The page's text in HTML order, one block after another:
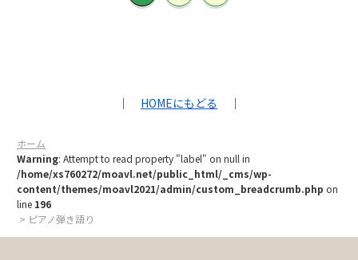
｜ HOMEにもどる ｜
ホーム
Warning: Attempt to read property "label" on null in
/home/xs760272/moavl.net/public_html/_cms/wp-
content/themes/moavl2021/admin/custom_breadcrumb.php on
line 196
> ピアノ弾き語り